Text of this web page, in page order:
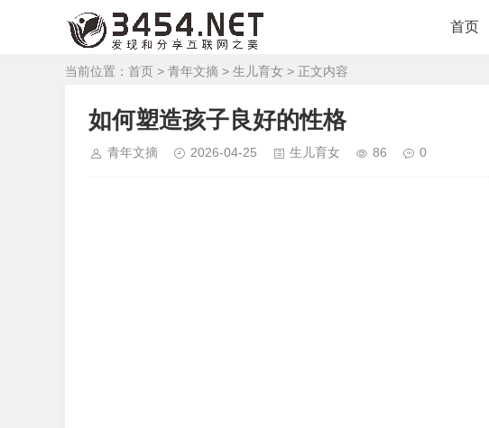
首页
当前位置： 首页 > 青年文摘 > 生儿育女 > 正文内容
如何塑造孩子良好的性格
青年文摘 2026-04-25 生儿育女 86 0